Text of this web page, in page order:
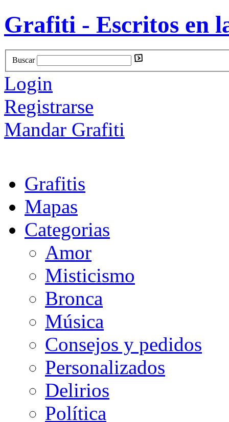
Grafiti - Escritos en
Buscar
Login
Registrarse
Mandar Grafiti
Grafitis
Mapas
Categorias
Amor
Misticismo
Bronca
Música
Consejos y pedidos
Personalizados
Delirios
Política